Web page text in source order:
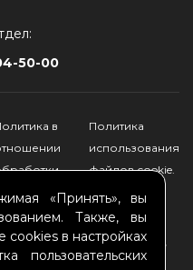
«Принять», вы
Также, вы
cookies в настройках
пользовательских
50-00
в
персональных
Политика
использования
файлов соokie.
Kuppersbusch, De Dietrich, ILVE,
FRANKE, ALVEUS, GRAUDE,